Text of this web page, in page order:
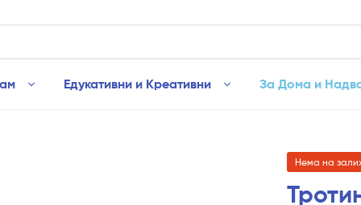
Едукативни и Креативни За Дома и
Нема на